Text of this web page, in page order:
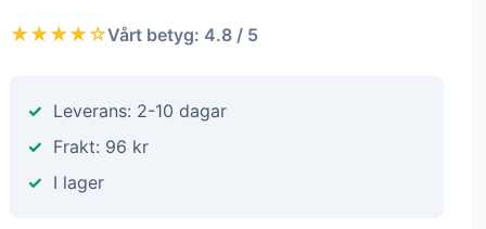
★★★★☆Vårt betyg: 4.8 / 5
Leverans: 2-10 dagar
Frakt: 96 kr
I lager